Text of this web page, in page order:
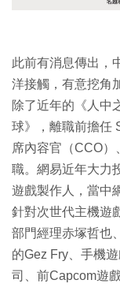
此前有消息傳出，
洋接觸，有意挖角
除了近年的《人中
球》，離職前擔任
席內容官（CCO
職。網易近年大力
遊戲製作人，當中
針對次世代主機遊
部門經理赤塚哲也
的Gez Fry、手機
司、前Capcom遊